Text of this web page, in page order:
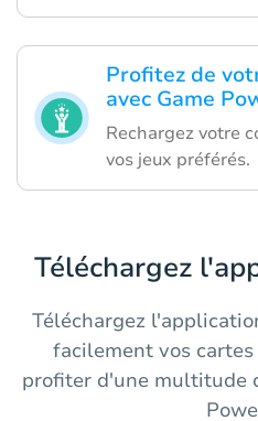
Profitez de
avec Game
Rechargez votre
vos jeux préférés.
Téléchargez
Téléchargez
facilement vos
profiter d'une multitude